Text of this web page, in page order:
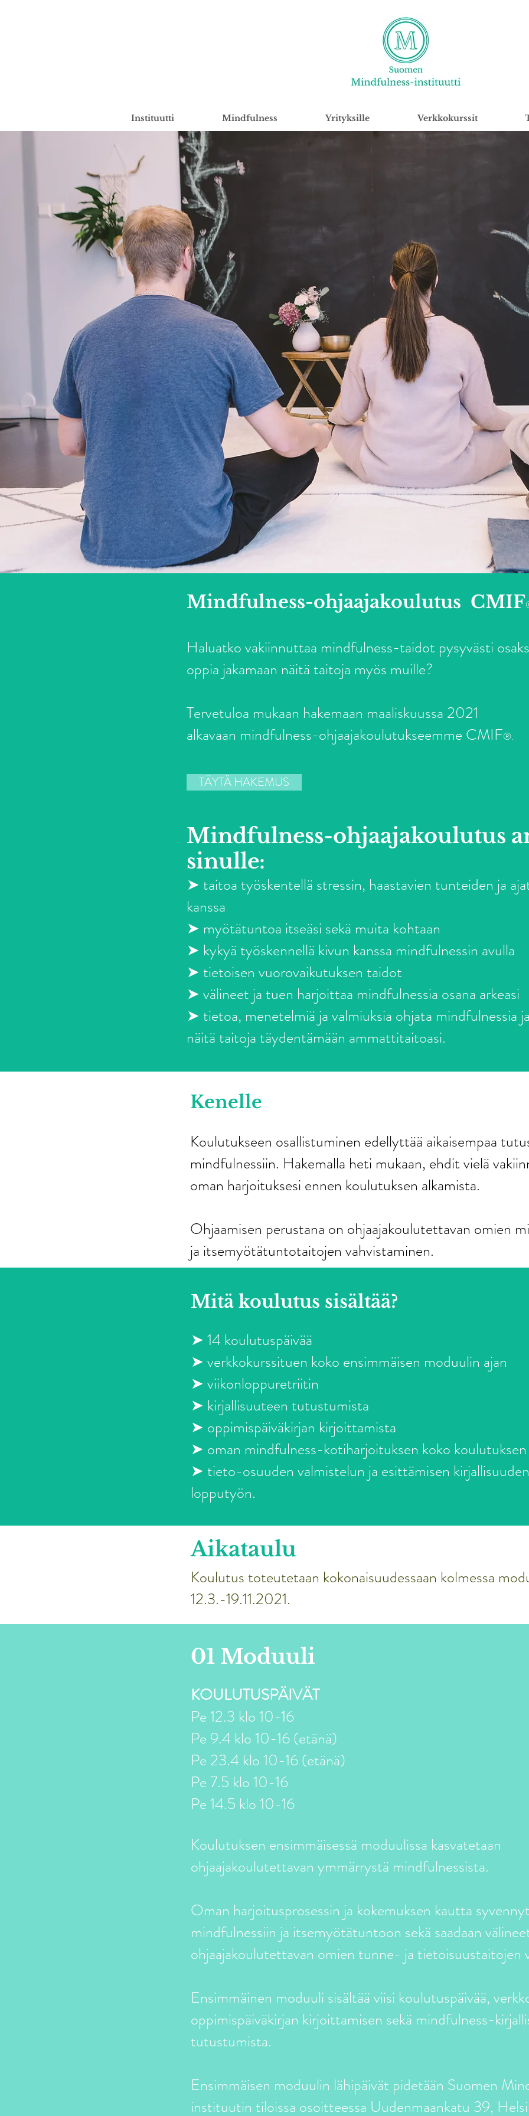
Instituutti Mindfulness Yrityksille Verkkokurssit
Mindfulness-ohjaajakoulutus CMIF
Haluatko vakiinnuttaa mindfulness-taidot pysyvästi
oppia jakamaan näitä taitoja myös muille?
Tervetuloa mukaan hakemaan maaliskuussa 2021
alkavaan mindfulness-ohjaajakoulutukseemme CMIF®️.
TÄYTÄ HAKEMUS
Mindfulness-ohjaajakoulutus
sinulle:
➤ taitoa työskentellä stressin, haastavien tunteiden ja
kanssa
➤ myötätuntoa itseäsi sekä muita kohtaan
➤ kykyä työskennellä kivun kanssa mindfulnessin avulla
➤ tietoisen vuorovaikutuksen taidot
➤välineet ja tuen harjoittaa mindfulnessia osana arkeasi
➤ tietoa, menetelmiä ja valmiuksia ohjata mindfulnessia
näitä taitoja täydentämään ammattitaitoasi.
Kenelle
Koulutukseen osallistuminen edellyttää aikaisempaa
mindfulnessiin. Hakemalla heti mukaan, ehdit vielä
oman harjoituksesi ennen koulutuksen alkamista.
Ohjaamisen perustana on ohjaajakoulutettavan omien
ja itsemyötätuntotaitojen vahvistaminen.
Mitä koulutus sisältää?
➤ 14 koulutuspäivää
➤ verkkokurssituen koko ensimmäisen moduulin ajan
➤ viikonloppuretriitin
➤ kirjallisuuteen tutustumista
➤ oppimispäiväkirjan kirjoittamista
➤ oman mindfulness-kotiharjoituksen koko koulutuksen
➤ tieto-osuuden valmistelun ja esittämisen
lopputyön.
Aikataulu
​Koulutus toteutetaan kokonaisuudessaan kolmessa
12.3.-19.11.2021.
01 Moduuli
KOULUTUSPÄIVÄT
Pe 12.3 klo 10-16
Pe 9.4 klo 10-16 (etänä)
Pe 23.4 klo 10-16 (etänä)
Pe 7.5 klo 10-16
Pe 14.5 klo 10-16
Koulutuksen ensimmäisessä moduulissa kasvatetaan
ohjaajakoulutettavan ymmärrystä mindfulnessista.
Oman harjoitusprosessin ja kokemuksen kautta
mindfulnessiin ja itsemyötätuntoon sekä saadaan
ohjaajakoulutettavan omien tunne- ja tietoisuustaitojen
Ensimmäinen moduuli sisältää viisi koulutuspäivää,
oppimispäiväkirjan kirjoittamisen sekä mindfulness-
tutustumista.
Ensimmäisen moduulin lähipäivät pidetään Suomen
instituutin tiloissa osoitteessa Uudenmaankatu 39,